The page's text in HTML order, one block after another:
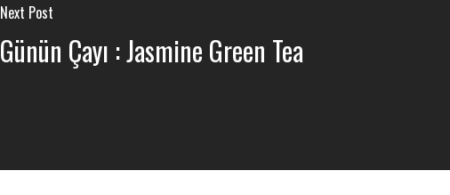
Next Post
Günün Çayı : Jasmine Green Tea